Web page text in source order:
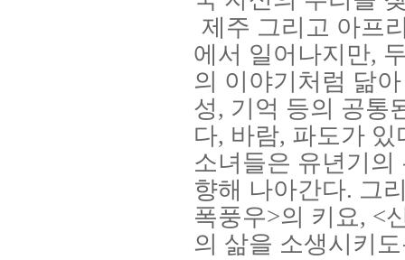
제주 그리고 아프
에서 일어나지만,
의 이야기처럼 닮
성, 기억 등의 공통
다, 바람, 파도가 있
소녀들은 유년기
향해 나아간다. 그
폭풍우>의 키요, <
의 삶을 소생시키